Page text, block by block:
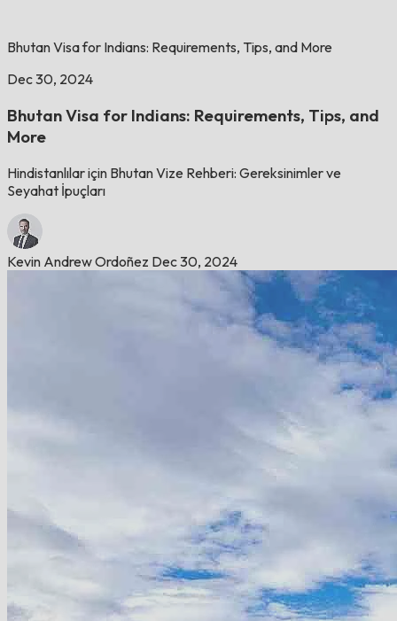
Bhutan Visa for Indians: Requirements, Tips, and More
Dec 30, 2024
Bhutan Visa for Indians: Requirements, Tips, and
More
Hindistanlılar için Bhutan Vize Rehberi: Gereksinimler ve
Seyahat İpuçları
Kevin Andrew Ordoñez Dec 30, 2024